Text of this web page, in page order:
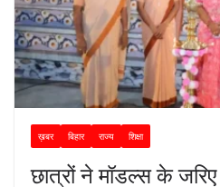
ख़बर बिहार राज्य शिक्षा
छात्रों ने मॉडल्स के